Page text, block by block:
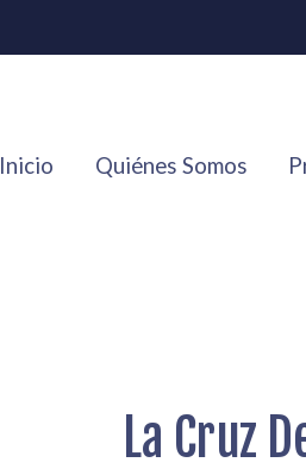
Inicio Quiénes Somos
La Cruz